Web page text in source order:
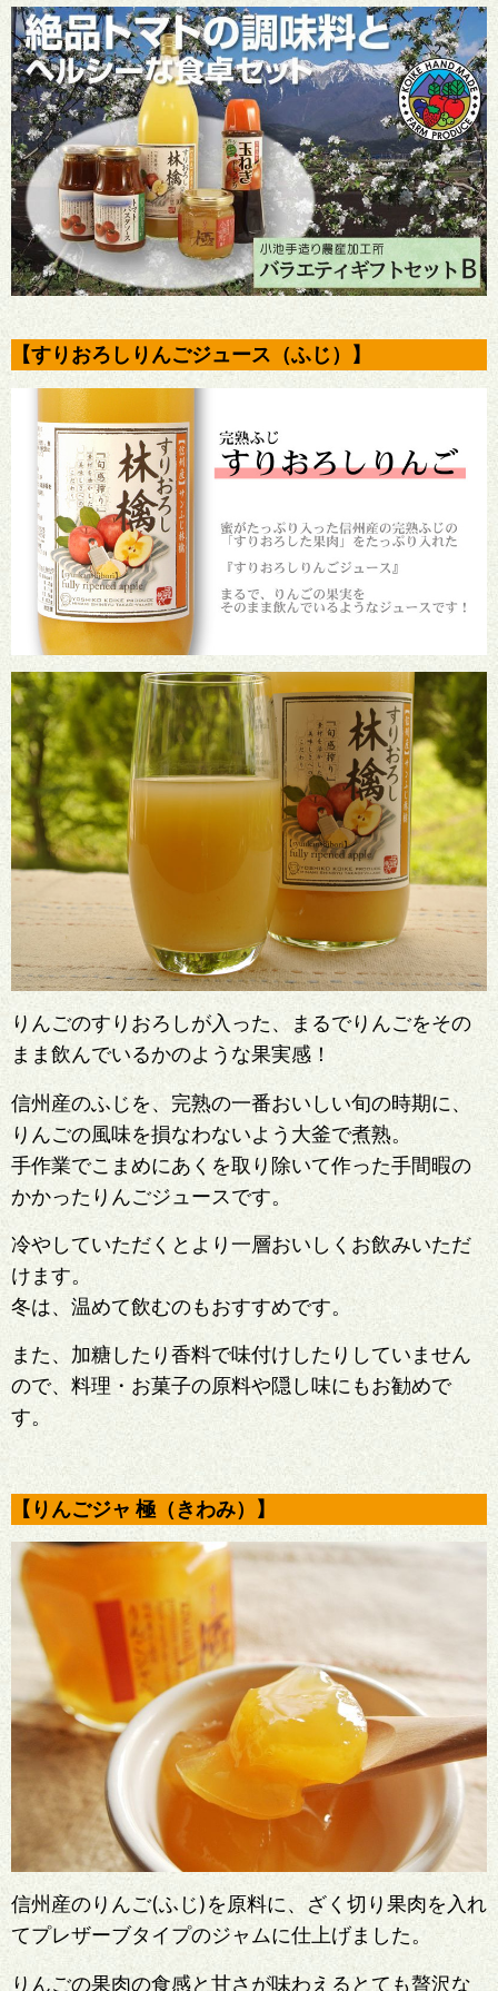
【すりおろしりんごジュース（ふじ）】
りんごのすりおろしが入った、まるでりんごをその
まま飲んでいるかのような果実感！
信州産のふじを、完熟の一番おいしい旬の時期に、
りんごの風味を損なわないよう大釜で煮熟。
手作業でこまめにあくを取り除いて作った手間暇の
かかったりんごジュースです。
冷やしていただくとより一層おいしくお飲みいただ
けます。
冬は、温めて飲むのもおすすめです。
また、加糖したり香料で味付けしたりしていません
ので、料理・お菓子の原料や隠し味にもお勧めで
す。
【りんごジャ 極（きわみ）】
信州産のりんご(ふじ)を原料に、ざく切り果肉を入れ
てプレザーブタイプのジャムに仕上げました。
りんごの果肉の食感と甘さが味わえるとても贅沢な